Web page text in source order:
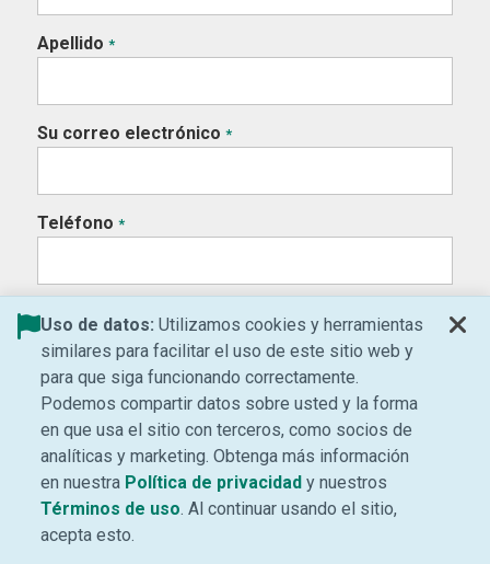
Apellido *
Su correo electrónico *
Teléfono *
Código postal *
Motivo de su pregunta *
Generalmente respondemos a las solicitudes en un
plazo de 48 horas. Si usted envía su solicitud durante
el fin de semana, le responderemos al siguiente día
laboral. Para obtener ayuda más rápido o para
programar una cita, por favor llámenos al
Uso de datos: Utilizamos cookies y herramientas
similares para facilitar el uso de este sitio web y
para que siga funcionando correctamente.
Podemos compartir datos sobre usted y la forma
en que usa el sitio con terceros, como socios de
analíticas y marketing. Obtenga más información
en nuestra Política de privacidad(Se abre una ventana
y nuestros
Términos de uso (Se abre una ventana nueva)
. Al continuar usando el sitio,
acepta esto.